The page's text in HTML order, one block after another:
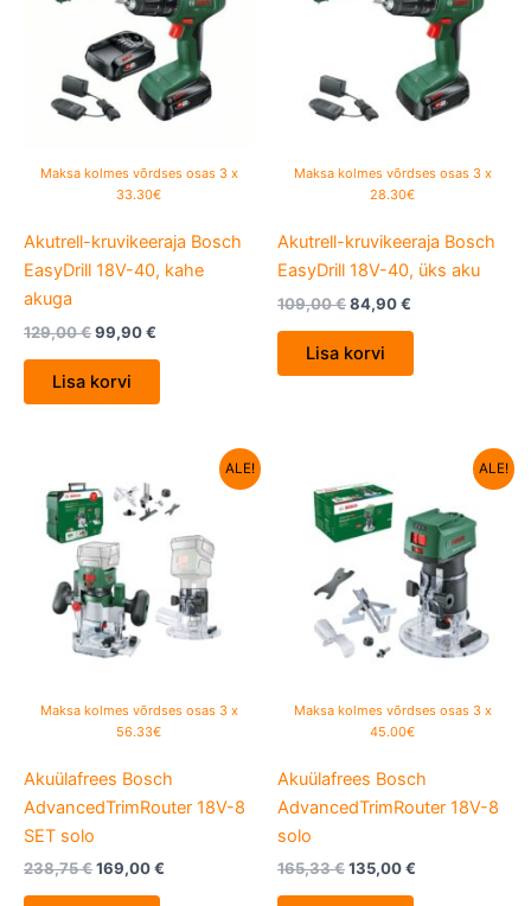
Maksa kolmes võrdses osas 3 x
33.30€
Akutrell-kruvikeeraja Bosch
EasyDrill 18V-40, kahe
akuga
129,00€99,90€
Lisa korvi
Maksa kolmes võrdses osas 3 x
28.30€
Akutrell-kruvikeeraja Bosch
EasyDrill 18V-40, üks aku
109,00€84,90€
Lisa korvi
ALE!
Maksa kolmes võrdses osas 3 x
56.33€
Akuülafrees Bosch
AdvancedTrimRouter 18V-8
SET solo
238,75€
hind
oli:
238,75 €.
169,00€
Current
price
is:
ALE!
Maksa kolmes võrdses osas 3 x
45.00€
Akuülafrees Bosch
AdvancedTrimRouter 18V-8
solo
165,33€
hind
oli:
165,33 €.
135,00€
is:
135,00 €.